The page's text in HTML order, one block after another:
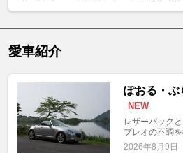
愛車紹介
ぽおる・ぶ
NEW
レザーパック
プレオの不調
2026年8月9日